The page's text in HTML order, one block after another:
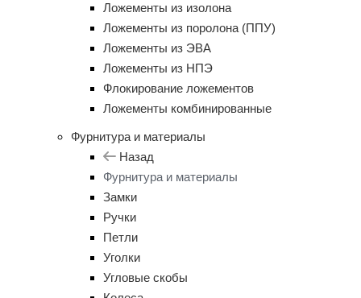
Ложементы из изолона
Ложементы из поролона (ППУ)
Ложементы из ЭВА
Ложементы из НПЭ
Флокирование ложементов
Ложементы комбинированные
Фурнитура и материалы
Назад
Фурнитура и материалы
Замки
Ручки
Петли
Уголки
Угловые скобы